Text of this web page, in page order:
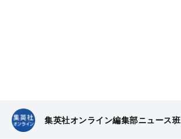
集英社オンライン編集部ニュース班